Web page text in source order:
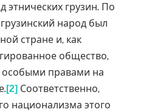
этнических грузин. По
народ был
стране и, как
общество,
правами на
[2] Соответственно,
национализма этого